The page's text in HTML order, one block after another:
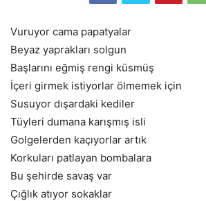
Vuruyor cama papatyalar
Beyaz yaprakları solgun
Başlarını eğmiş rengi küsmüş
İçeri girmek istiyorlar ölmemek için
Susuyor dışardaki kediler
Tüyleri dumana karışmış isli
Golgelerden kaçıyorlar artık
Korkuları patlayan bombalara
Bu şehirde savaş var
Çığlık atıyor sokaklar